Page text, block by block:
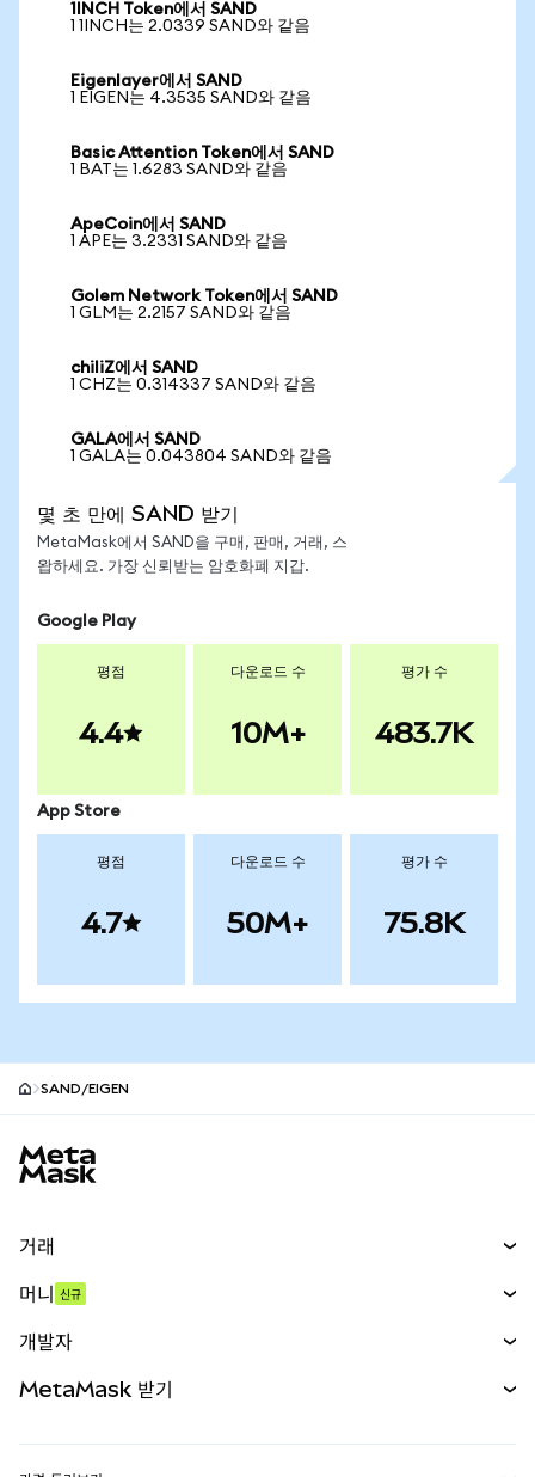
1INCH Token에서 SAND
1 1INCH는 2.0339 SAND와 같음
Eigenlayer에서 SAND
1 EIGEN는 4.3535 SAND와 같음
Basic Attention Token에서 SAND
1 BAT는 1.6283 SAND와 같음
ApeCoin에서 SAND
1 APE는 3.2331 SAND와 같음
Golem Network Token에서 SAND
1 GLM는 2.2157 SAND와 같음
chiliZ에서 SAND
1 CHZ는 0.314337 SAND와 같음
GALA에서 SAND
1 GALA는 0.043804 SAND와 같음
몇 초 만에 SAND 받기
MetaMask에서 SAND을 구매, 판매, 거래, 스
왑하세요. 가장 신뢰받는 암호화폐 지갑.
Google Play
평점
4.4
다운로드 수
10M+
평가 수
483.7K
App Store
평점
4.7
다운로드 수
50M+
평가 수
75.8K
SAND/EIGEN
거래
무기한 선물
실물자산
머니 신규
개발자
MetaMask 받기